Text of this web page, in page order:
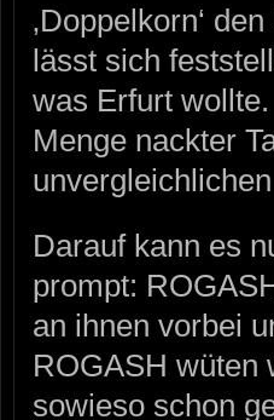
‚Doppelkorn‘
lässt sich
was Erfurt
Menge nackter
Darauf kann es
prompt:
an ihnen vorbei
ROGASH wüten
sowieso schon